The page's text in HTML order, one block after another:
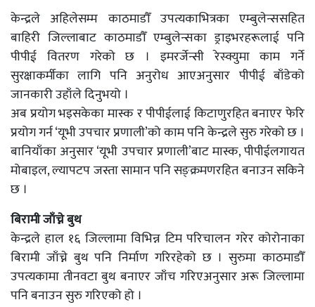
केन्द्रले अहिलेसम्म काठमाडौँ उपत्यकाभित्रका एम्बुलेन्ससहित
बाहिरी जिल्लाबाट काठमाडौँ एम्बुलेन्सका ड्राइभरहरूलाई पनि
पीपीई वितरण गरेको छ । इमरर्जेन्सी रेस्क्युमा काम गर्ने
सुरक्षाकर्मीका लागि पनि अनुरोध आएअनुसार पीपीई बाँडेको
जानकारी उहाँले दिनुभयो ।
अब प्रयोग भइसकेका मास्क र पीपीईलाई किटाणुरहित बनाएर फेरि
प्रयोग गर्न ‘यूभी उपचार प्रणाली’को काम पनि केन्द्रले सुरु गरेको छ ।
बानियाँका अनुसार ‘यूभी उपचार प्रणाली’बाट मास्क, पीपीईलगायत
मोबाइल, ल्यापटप जस्ता सामान पनि सङ्क्रमणरहित बनाउन सकिने
छ ।
बिरामी जाँच्ने बुथ
केन्द्रले हाल १६ जिल्लामा विभिन्न टिम परिचालन गरेर कोरोनाका
बिरामी जाँच्ने बुथ पनि निर्माण गरिरहेको छ । सुरुमा काठमाडौँ
उपत्यकामा तीनवटा बुथ बनाएर जाँच गरिएअनुसार अरू जिल्लामा
पनि बनाउन सुरु गरिएको हो ।